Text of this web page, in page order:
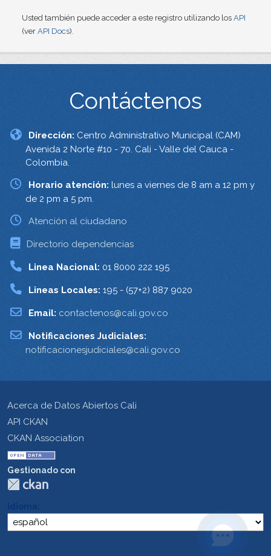
Usted también puede acceder a este registro utilizando los API
(ver API Docs).
Contáctenos
Dirección: Centro Administrativo Municipal (CAM)
Avenida 2 Norte #10 - 70. Cali - Valle del Cauca -
Colombia.
Horario atención: lunes a viernes de 8 am a 12 pm y
de 2 pm a 5 pm.
Atención al ciudadano
Directorio dependencias
Linea Nacional: 01 8000 222 195
Lineas Locales: 195 - (57+2) 887 9020
Email: contactenos@cali.gov.co
Notificaciones Judiciales:
notificacionesjudiciales@cali.gov.co
Acerca de Datos Abiertos Cali
API CKAN
CKAN Association
Gestionado con